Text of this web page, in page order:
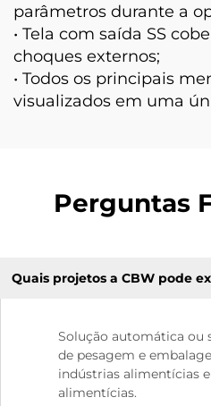
parâmetros durante a
• Tela com saída SS
choques externos;
• Todos os principais
visualizados em uma
Perguntas
Quais projetos a CBW pode
Solução automática ou
de pesagem e
indústrias alimentícias
alimentícias.